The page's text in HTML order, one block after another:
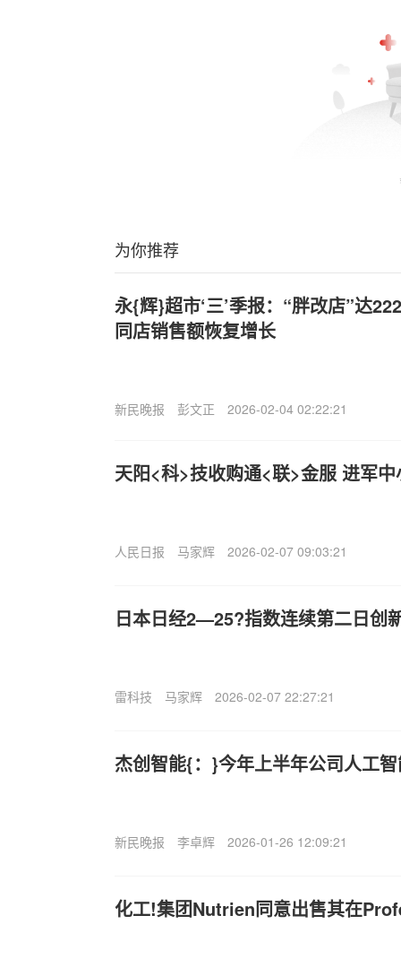
为你推荐
永{辉}超市‘三’季报：“胖改店”达
同店销售额恢复增长
新民晚报 彭文正 2026-02-04 02:22:21
天阳<科>技收购通<联>金服 进军
人民日报 马家辉 2026-02-07 09:03:21
日本日经2—25?指数连续第二日创
雷科技 马家辉 2026-02-07 22:27:21
杰创智能{：}今年上半年公司人工
新民晚报 李卓辉 2026-01-26 12:09:21
化工!集团Nutrien同意出售其在